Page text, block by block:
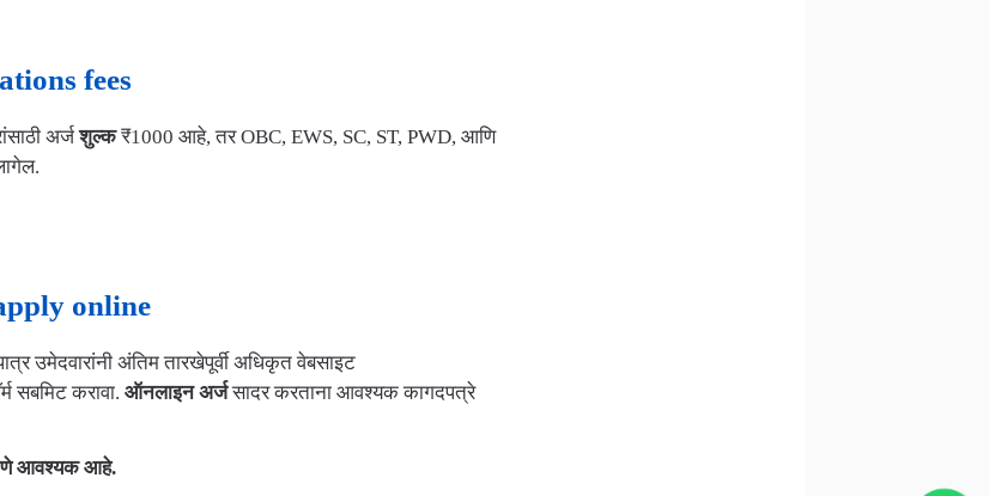
fees
अर्जशुल्क₹1000 आहे, तर OBC, EWS, SC, ST, PWD, आणि
online
उमेदवारांनी अंतिम तारखेपूर्वी अधिकृत वेबसाइट
सबमिट करावा. ऑनलाइन अर्जसादर करताना आवश्यक कागदपत्रे
आवश्यक आहे.